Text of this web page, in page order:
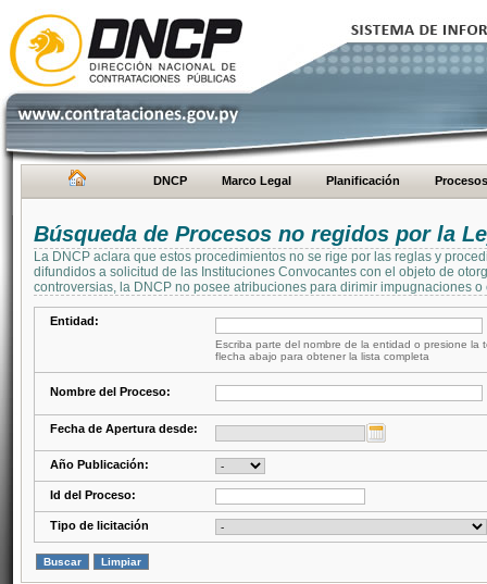
DNCP Marco Legal Planificación Procesos
Búsqueda de Procesos no regidos por la
La DNCP aclara que estos procedimientos no se rige por las reglas y
difundidos a solicitud de las Instituciones Convocantes con el objeto de
controversias, la DNCP no posee atribuciones para dirimir impugnaciones
Entidad:
Escriba parte del nombre de la entidad o presione la
flecha abajo para obtener la lista completa
Nombre del Proceso:
Fecha de Apertura desde:
Año Publicación:
Id del Proceso:
Tipo de licitación